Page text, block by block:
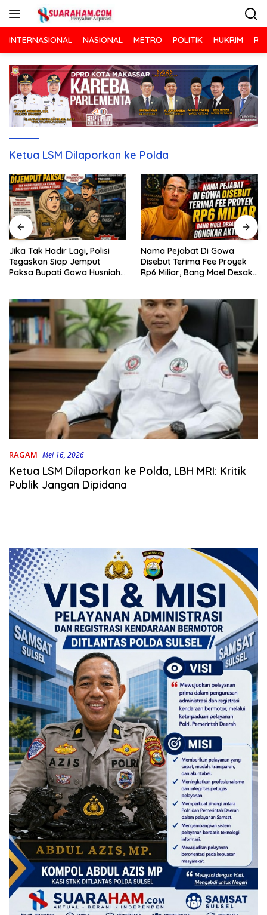
INTERNASIONAL NASIONAL METRO POLITIK HUKRIM
Ketua LSM Dilaporkan ke Polda
Jika Tak Hadir Lagi, Polisi
Tegaskan Siap Jemput
Paksa Bupati Gowa Husniah
Nama Pejabat Di Gowa
Disebut Terima Fee Proyek
Rp6 Miliar, Bang Moel Desak
RAGAM Mei 16, 2026
Ketua LSM Dilaporkan ke Polda, LBH MRI: Kritik
Publik Jangan Dipidana